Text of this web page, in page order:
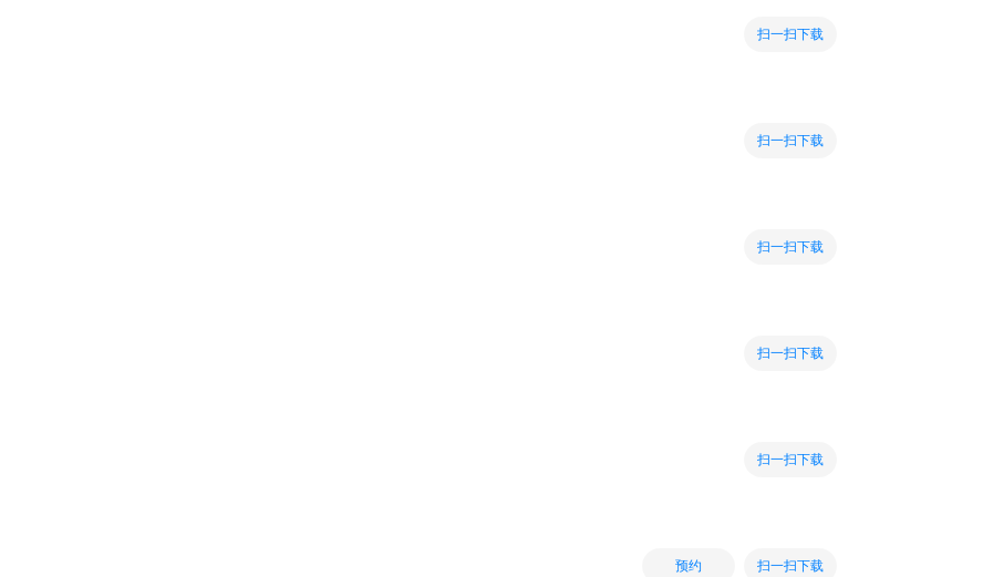
扫一扫下载
扫一扫下载
扫一扫下载
扫一扫下载
扫一扫下载
预约 扫一扫下载